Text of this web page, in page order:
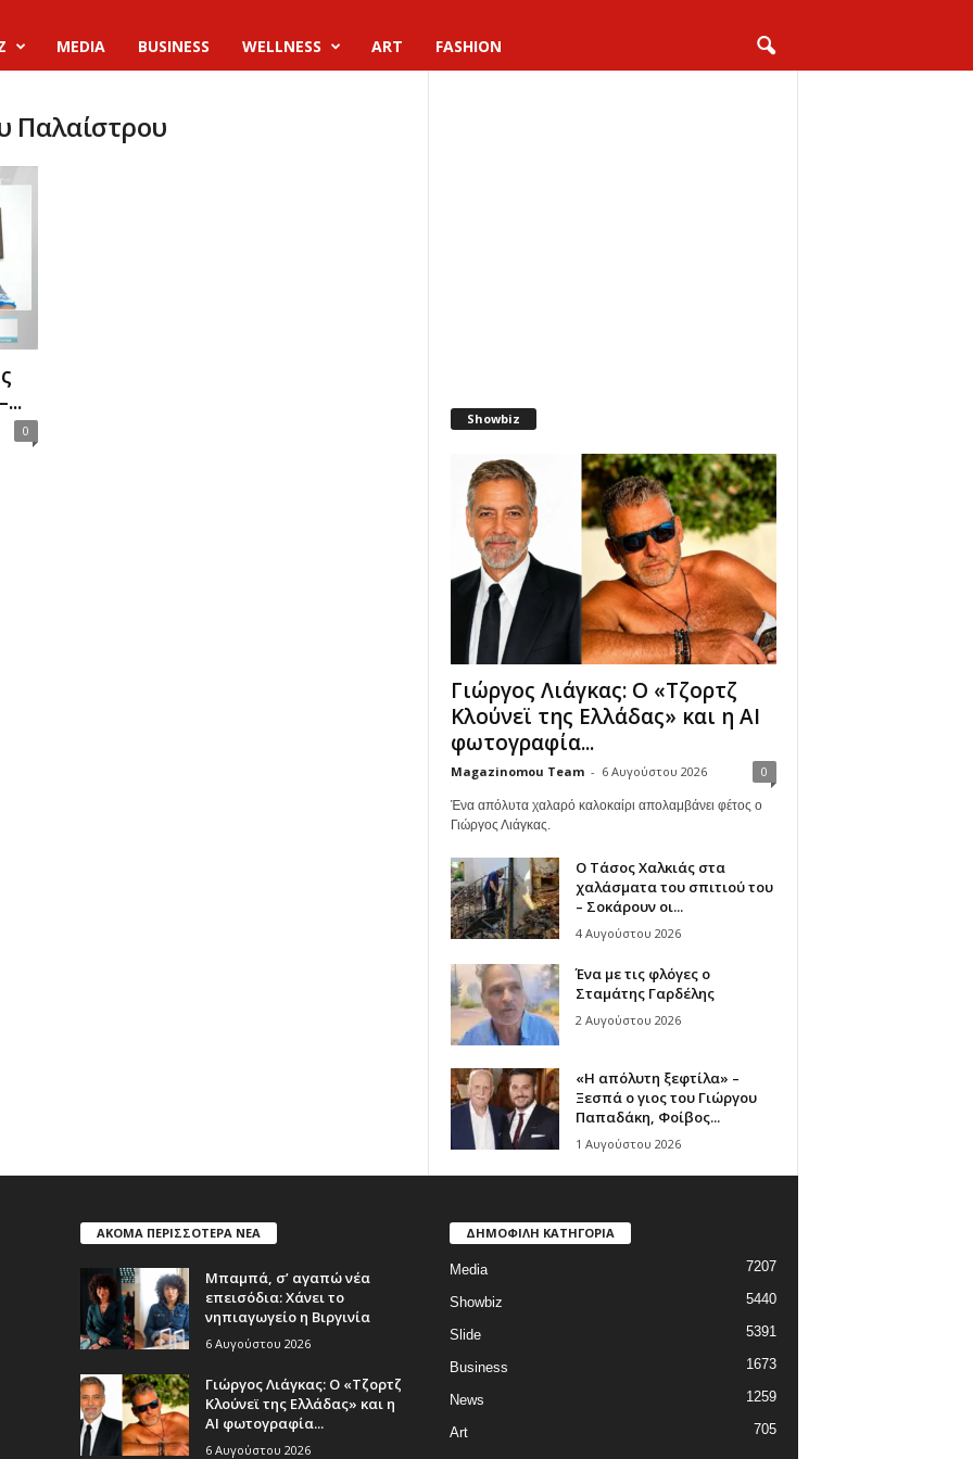
MEDIA BUSINESS WELLNESS ART FASHION
Παλαίστρου
0
Showbiz
Γιώργος Λιάγκας: Ο «Τζορτζ
Κλούνεϊ της Ελλάδας» και η AI
φωτογραφία...
Magazinomou Team - 6 Αυγούστου 2026 0
Ένα απόλυτα χαλαρό καλοκαίρι απολαμβάνει φέτος ο
Γιώργος Λιάγκας.
Ο Τάσος Χαλκιάς στα
χαλάσματα του σπιτιού του
– Σοκάρουν οι...
4 Αυγούστου 2026
Ένα με τις φλόγες ο
Σταμάτης Γαρδέλης
2 Αυγούστου 2026
«Η απόλυτη ξεφτίλα» –
Ξεσπά ο γιος του Γιώργου
Παπαδάκη, Φοίβος...
1 Αυγούστου 2026
ΑΚΟΜΑ ΠΕΡΙΣΣΟΤΕΡΑ ΝΕΑ
Μπαμπά, σ’ αγαπώ νέα
επεισόδια: Χάνει το
νηπιαγωγείο η Βιργινία
6 Αυγούστου 2026
Γιώργος Λιάγκας: Ο «Τζορτζ
Κλούνεϊ της Ελλάδας» και η
AI φωτογραφία...
6 Αυγούστου 2026
ΔΗΜΟΦΙΛΗ ΚΑΤΗΓΟΡΙΑ
Media 7207
Showbiz 5440
Slide 5391
Business 1673
News 1259
Art 705